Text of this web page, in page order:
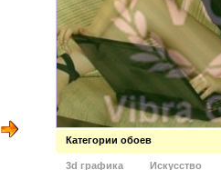
Категории обоев
3d графика
Искусство